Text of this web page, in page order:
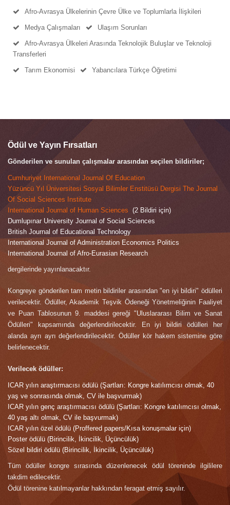
Afro-Avrasya Ülkelerinin Çevre Ülke ve Toplumlarla İlişkileri
Medya Çalışmaları Ulaşım Sorunları
Afro-Avrasya Ülkeleri Arasında Teknolojik Buluşlar ve Teknoloji
Transferleri
Tarım Ekonomisi Yabancılara Türkçe Öğretimi
Ödül ve Yayın Fırsatları
Gönderilen ve sunulan çalışmalar arasından seçilen bildiriler;
Cumhuriyet International Journal Of Education
Yüzüncü Yıl Üniversitesi Sosyal Bilimler Enstitüsü Dergisi The Journal
Of Social Sciences Institute
International Journal of Human Sciences (2 Bildiri için)
Dumlupınar University Journal of Social Sciences
British Journal of Educational Technology
International Journal of Administration Economics Politics
International Journal of Afro-Eurasian Research
dergilerinde yayınlanacaktır.
Kongreye gönderilen tam metin bildiriler arasından "en iyi bildiri" ödülleri
verilecektir. Ödüller, Akademik Teşvik Ödeneği Yönetmeliğinin Faaliyet
ve Puan Tablosunun 9. maddesi gereği "Uluslararası Bilim ve Sanat
Ödülleri" kapsamında değerlendirilecektir. En iyi bildiri ödülleri her
alanda ayrı ayrı değerlendirilecektir. Ödüller kör hakem sistemine göre
belirlenecektir.
Verilecek ödüller:
ICAR yılın araştırmacısı ödülü (Şartları: Kongre katılımcısı olmak, 40
yaş ve sonrasında olmak, CV ile başvurmak)
ICAR yılın genç araştırmacısı ödülü (Şartları: Kongre katılımcısı olmak,
40 yaş altı olmak, CV ile başvurmak)
ICAR yılın özel ödülü (Proffered papers/Kısa konuşmalar için)
Poster ödülü (Birincilik, İkincilik, Üçüncülük)
Sözel bildiri ödülü (Birincilik, İkincilik, Üçüncülük)
Tüm ödüller kongre sırasında düzenlenecek ödül töreninde ilgililere
takdim edilecektir.
Ödül törenine katılmayanlar hakkından feragat etmiş sayılır.